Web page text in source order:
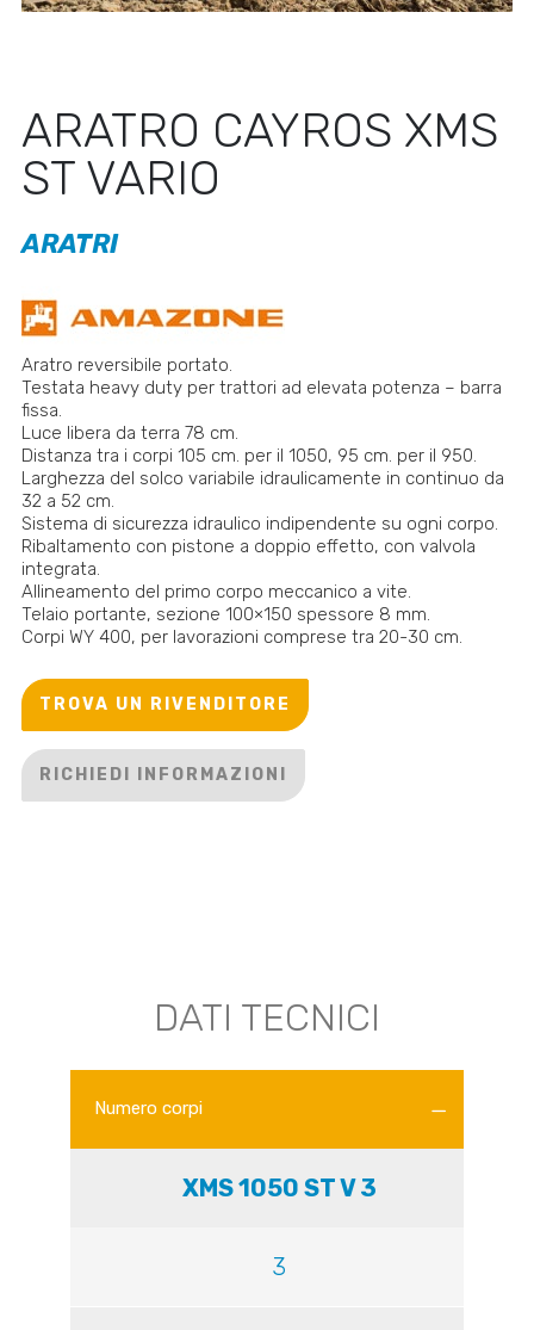
ARATRO CAYROS XMS
ST VARIO
ARATRI
Aratro reversibile portato.
Testata heavy duty per trattori ad elevata potenza – barra
fissa.
Luce libera da terra 78 cm.
Distanza tra i corpi 105 cm. per il 1050, 95 cm. per il 950.
Larghezza del solco variabile idraulicamente in continuo da
32 a 52 cm.
Sistema di sicurezza idraulico indipendente su ogni corpo.
Ribaltamento con pistone a doppio effetto, con valvola
integrata.
Allineamento del primo corpo meccanico a vite.
Telaio portante, sezione 100×150 spessore 8 mm.
Corpi WY 400, per lavorazioni comprese tra 20-30 cm.
TROVA UN RIVENDITORE
RICHIEDI INFORMAZIONI
DATI TECNICI
Numero corpi
XMS 1050 ST V 3
3